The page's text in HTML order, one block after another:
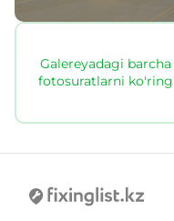
Galereyadagi barcha
fotosuratlarni ko'ring